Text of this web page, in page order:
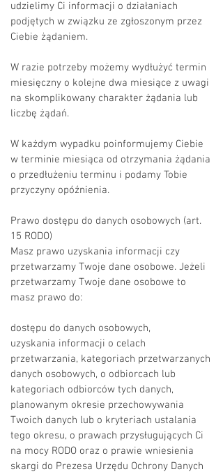
udzielimy Ci informacji o działaniach
podjętych w związku ze zgłoszonym przez
Ciebie żądaniem.
W razie potrzeby możemy wydłużyć termin
miesięczny o kolejne dwa miesiące z uwagi
na skomplikowany charakter żądania lub
liczbę żądań.
W każdym wypadku poinformujemy Ciebie
w terminie miesiąca od otrzymania żądania
o przedłużeniu terminu i podamy Tobie
przyczyny opóźnienia.
Prawo dostępu do danych osobowych (art.
15 RODO)
Masz prawo uzyskania informacji czy
przetwarzamy Twoje dane osobowe. Jeżeli
przetwarzamy Twoje dane osobowe to
masz prawo do:
dostępu do danych osobowych,
uzyskania informacji o celach
przetwarzania, kategoriach przetwarzanych
danych osobowych, o odbiorcach lub
kategoriach odbiorców tych danych,
planowanym okresie przechowywania
Twoich danych lub o kryteriach ustalania
tego okresu, o prawach przysługujących Ci
na mocy RODO oraz o prawie wniesienia
skargi do Prezesa Urzędu Ochrony Danych